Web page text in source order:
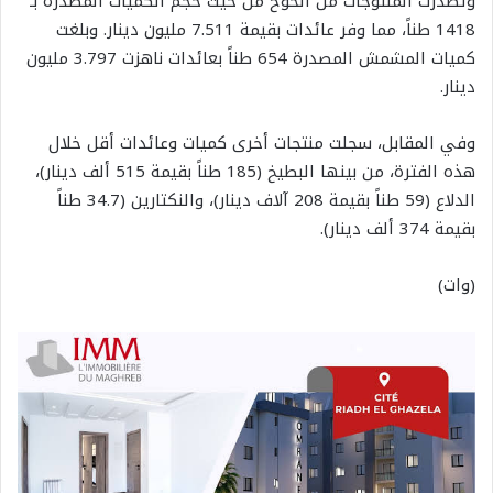
1418 طناً، مما وفر عائدات بقيمة 7.511 مليون دينار. وبلغت
كميات المشمش المصدرة 654 طناً بعائدات ناهزت 3.797 مليون
دينار.
وفي المقابل، سجلت منتجات أخرى كميات وعائدات أقل خلال
هذه الفترة، من بينها البطيخ (185 طناً بقيمة 515 ألف دينار)،
الدلاع (59 طناً بقيمة 208 آلاف دينار)، والنكتارين (34.7 طناً
بقيمة 374 ألف دينار).
(وات)